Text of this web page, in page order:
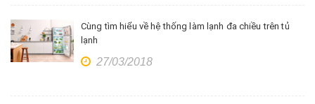
Cùng tìm hiểu về hệ thống làm lạnh đa chiều trên tủ
lạnh
27/03/2018